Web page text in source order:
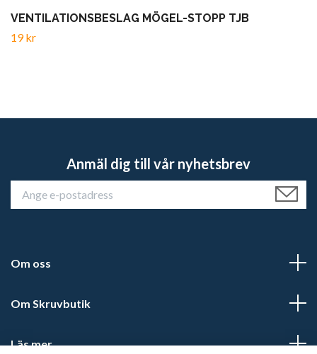
VENTILATIONSBESLAG MÖGEL-STOPP TJB
19 kr
Anmäl dig till vår nyhetsbrev
Om oss
Om Skruvbutik
Läs mer